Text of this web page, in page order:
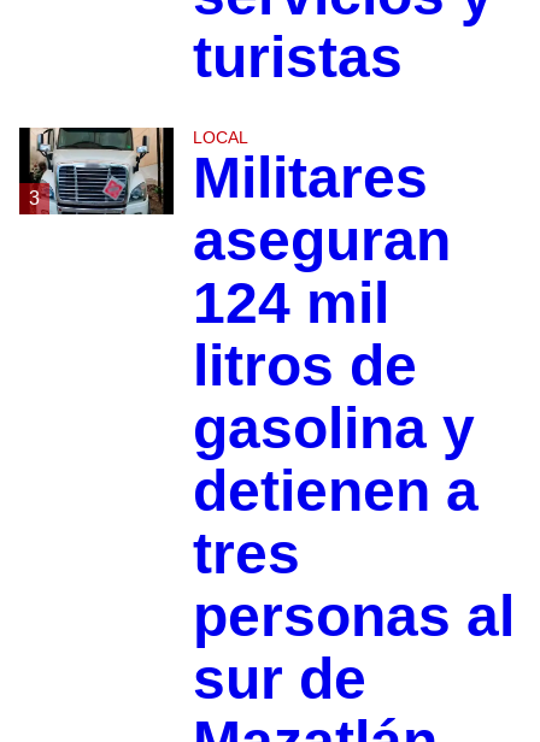
turistas
3
LOCAL
Militares
aseguran
124 mil
litros de
gasolina y
detienen a
tres
personas al
sur de